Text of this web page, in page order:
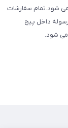
می شود.تمام سفارشات
داخل پیج
می شود.